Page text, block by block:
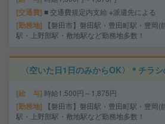
交通費 ■ 交通費規定内支給 ※派遣先による
勤務地
【磐田市】磐田駅・豊田町駅・豊岡(
駅・上野部駅・敷地駅など勤務地多数！
〈空いた日1日のみからOK〉＊チラ
給 与 時給1,500円～1,875円
勤務地
【磐田市】磐田駅・豊田町駅・豊岡(
駅・上野部駅・敷地駅など勤務地多数！